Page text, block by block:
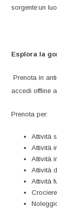
sorgente:un
Esplora la
Prenota in
accedi offline
Prenota per:
Attività
Attività
Attività
Attività
Attività